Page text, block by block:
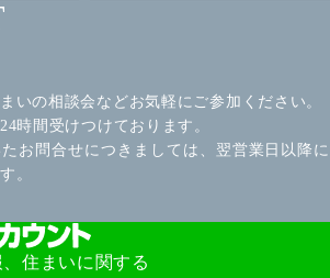
いの相談会などお気軽にご参加ください。
時間受けつけております。
お問合せにつきましては、翌営業日以降に
。
住まいに関する